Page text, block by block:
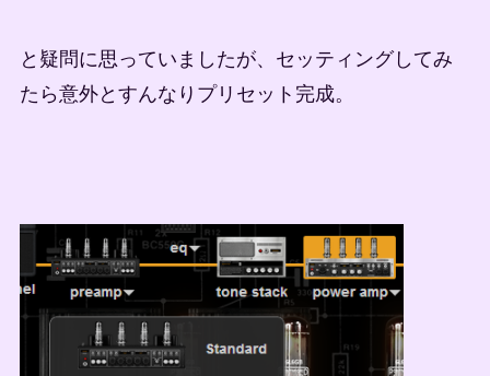
と疑問に思っていましたが、セッティングしてみ
たら意外とすんなりプリセット完成。